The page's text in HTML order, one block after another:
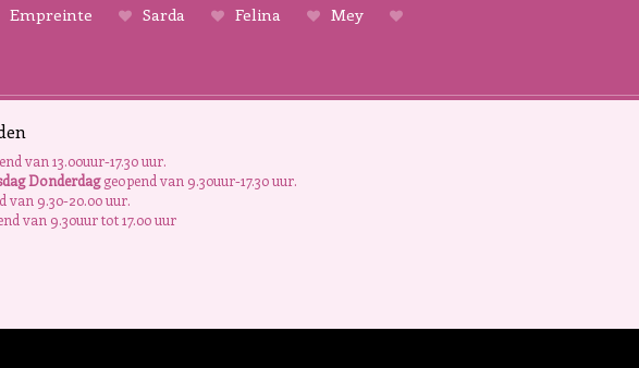
Empreinte Sarda Felina
Mey
van 13.00uur-17.30 uur.
Donderdaggeopend van 9.30uur-17.30 uur.
van 9.30-20.00 uur.
van 9.30uur tot 17.00 uur